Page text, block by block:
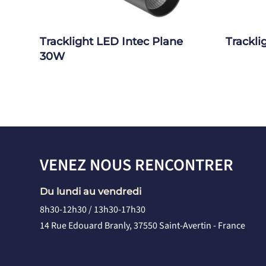
Tracklight LED Intec Plane
30W
VENEZ NOUS RENCONTRER
Du lundi au vendredi
8h30-12h30 / 13h30-17h30
14 Rue Edouard Branly, 37550 Saint-Avertin - France